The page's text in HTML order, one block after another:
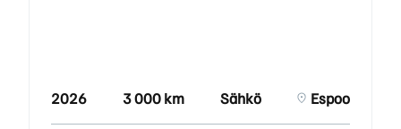
2026 3 000 km Sähkö Espoo